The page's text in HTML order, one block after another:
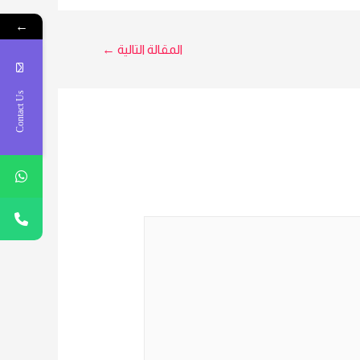
المقالة التالية ←
←
Contact Us